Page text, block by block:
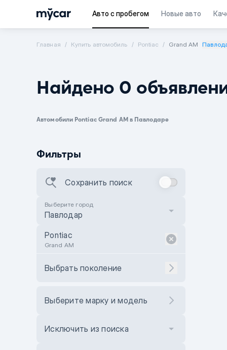
Авто с пробегом Новые авто
Главная Купить автомобиль Pontiac Grand AM
Найдено 0
Автомобили Pontiac Grand AM в Павлодаре
Фильтры
Сохранить поиск
Выберите город
Павлодар
Pontiac
Grand AM
Выбрать поколение
Выберите марку и модель
Исключить из поиска